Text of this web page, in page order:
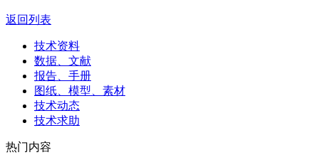
返回列表
技术资料
数据、文献
报告、手册
图纸、模型、素材
技术动态
技术求助
热门内容